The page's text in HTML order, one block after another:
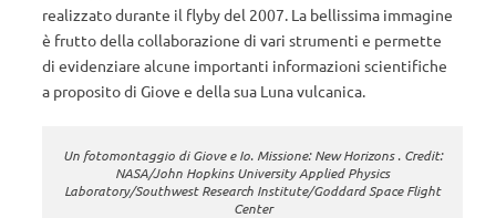
realizzato durante il flyby del 2007. La bellissima immagine
è frutto della collaborazione di vari strumenti e permette
di evidenziare alcune importanti informazioni scientifiche
a proposito di Giove e della sua Luna vulcanica.
Un fotomontaggio di Giove e Io. Missione: New Horizons . Credit:
NASA/John Hopkins University Applied Physics
Laboratory/Southwest Research Institute/Goddard Space Flight
Center